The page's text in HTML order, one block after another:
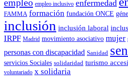
empleo empleo inclusivo enfermedad
FAMMA formación fundación ONCE
inclusión inclusión laboral
IRPF Madrid movimiento asociativo mujer
personas con discapacidad Sanidad
servicios Sociales solidaridad turismo
voluntariado x solidaria